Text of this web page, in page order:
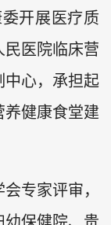
开展医疗质
医院临床营
中心，承担起
健康食堂建
专家评审，